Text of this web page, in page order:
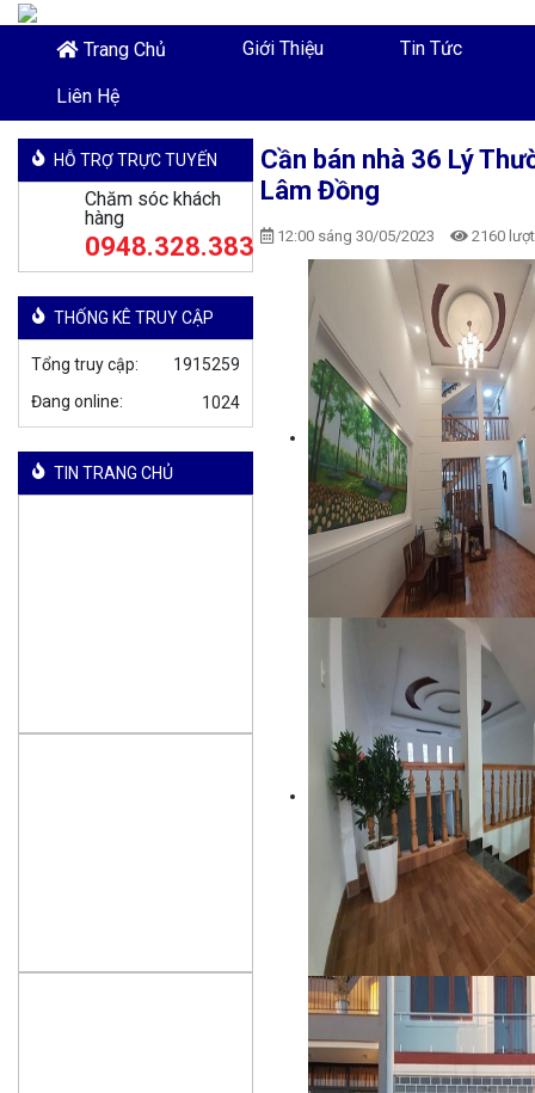
Trang Chủ Giới Thiệu Tin Tức
Liên Hệ
Cần bán nhà 36 Lý
Lâm Đồng
12:00 sáng 30/05/2023 2160
HỖ TRỢ TRỰC TUYẾN
Chăm sóc khách
hàng
0948.328.383
THỐNG KÊ TRUY CẬP
1915259
Tổng truy cập:
Đang online:
TIN TRANG CHỦ